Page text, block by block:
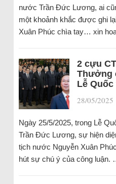
nước Trần Đức Lương, ai
một khoảnh khắc được ghi
Xuân Phúc chìa tay… xin
2 cựu
Thưởng
Lễ
28/05/2025
Ngày 25/5/2025, trong Lễ
Trần Đức Lương, sự hiện
tịch nước Nguyễn Xuân
hút sự chú ý của công luận.